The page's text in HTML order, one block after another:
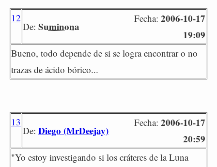
12
De: Suminona
Fecha: 2006-10-17
19:09
Bueno, todo depende de si se logra encontrar o no
trazas de ácido bórico...
13
De: Diego (MrDeejay)
Fecha: 2006-10-17
20:59
"Yo estoy investigando si los cráteres de la Luna